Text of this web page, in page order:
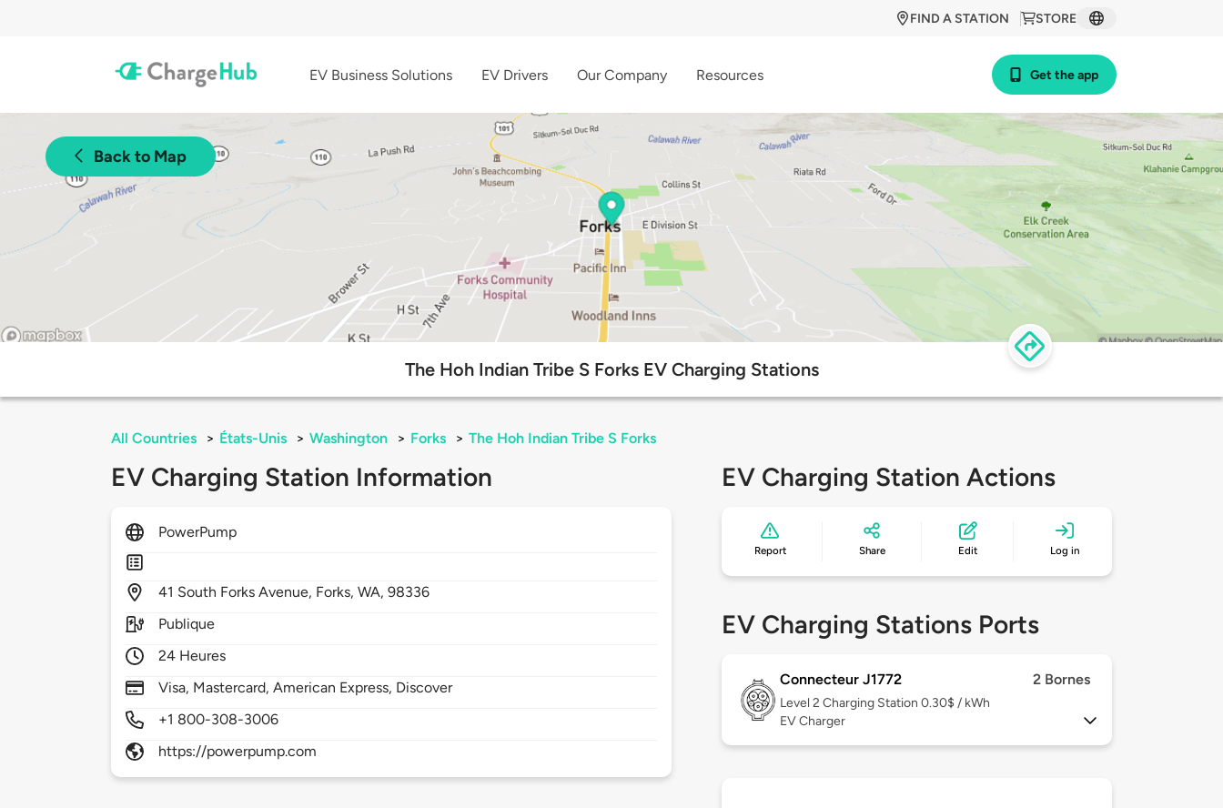
STORE
FIND A STATION
EV Business Solutions EV Drivers Our Company Resources Get the app
Back to Map
The Hoh Indian Tribe S Forks EV Charging Stations
All Countries > États-Unis > Washington > Forks > The Hoh Indian Tribe S Forks
EV Charging Station Information
PowerPump
41 South Forks Avenue, Forks,WA,98336
Publique
24 Heures
Visa, Mastercard, American Express, Discover
+1 800-308-3006
https://powerpump.com
EV Charging Station Actions
Report Share Edit Log in
EV Charging Stations Ports
Connecteur J1772 2 Bornes
Level 2 Charging Station 0.30$ / kWh
EV Charger